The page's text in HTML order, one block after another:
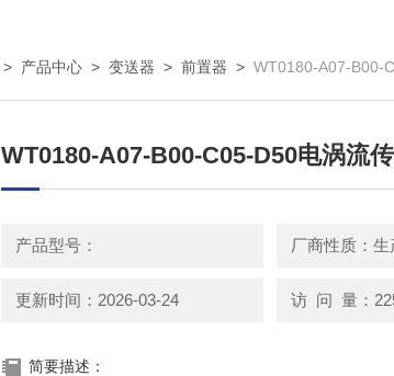
> 产品中心 > 变送器 > 前置器 > WT0180-A07-B00-
WT0180-A07-B00-C05-D50电涡流
产品型号： 厂商性质：生
更新时间：2026-03-24 访 问 量：
简要描述：